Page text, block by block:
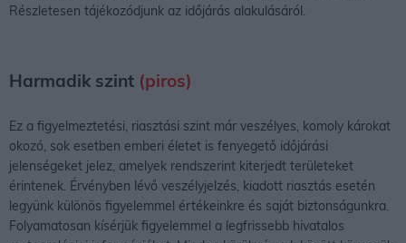
Részletesen tájékozódjunk az időjárás alakulásáról.
Harmadik szint (piros)
Ez a figyelmeztetési, riasztási szint már veszélyes, komoly károkat
okozó, sok esetben emberi életet is fenyegető időjárási
jelenségeket jelez, amelyek rendszerint kiterjedt területeket
érintenek. Érvényben lévő veszélyjelzés, kiadott riasztás esetén
legyünk különös figyelemmel értékeinkre és saját biztonságunkra.
Folyamatosan kísérjük figyelemmel a legfrissebb hivatalos